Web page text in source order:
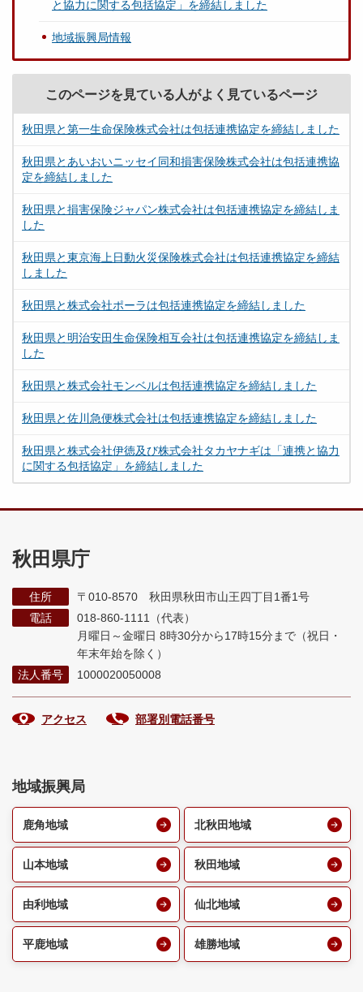
と協力に関する包括協定」を締結しました
地域振興局情報
このページを見ている人がよく見ているページ
秋田県と第一生命保険株式会社は包括連携協定を締結しました
秋田県とあいおいニッセイ同和損害保険株式会社は包括連携協
定を締結しました
秋田県と損害保険ジャパン株式会社は包括連携協定を締結しま
した
秋田県と東京海上日動火災保険株式会社は包括連携協定を締結
しました
秋田県と株式会社ポーラは包括連携協定を締結しました
秋田県と明治安田生命保険相互会社は包括連携協定を締結しま
した
秋田県と株式会社モンベルは包括連携協定を締結しました
秋田県と佐川急便株式会社は包括連携協定を締結しました
秋田県と株式会社伊徳及び株式会社タカヤナギは「連携と協力
に関する包括協定」を締結しました
秋田県庁
住所
〒010-8570 秋田県秋田市山王四丁目1番1号
電話
018-860-1111（代表）
月曜日～金曜日 8時30分から17時15分まで （祝日・
年末年始を除く）
法人番号
1000020050008
アクセス 部署別電話番号
地域振興局
鹿角地域 北秋田地域
山本地域 秋田地域
由利地域 仙北地域
平鹿地域 雄勝地域